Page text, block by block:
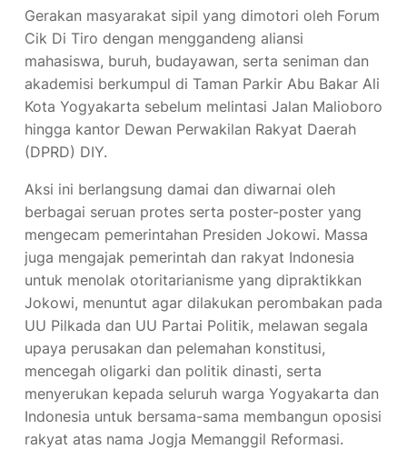
Gerakan masyarakat sipil yang dimotori oleh Forum
Cik Di Tiro dengan menggandeng aliansi
mahasiswa, buruh, budayawan, serta seniman dan
akademisi berkumpul di Taman Parkir Abu Bakar Ali
Kota Yogyakarta sebelum melintasi Jalan Malioboro
hingga kantor Dewan Perwakilan Rakyat Daerah
(DPRD) DIY.
Aksi ini berlangsung damai dan diwarnai oleh
berbagai seruan protes serta poster-poster yang
mengecam pemerintahan Presiden Jokowi. Massa
juga mengajak pemerintah dan rakyat Indonesia
untuk menolak otoritarianisme yang dipraktikkan
Jokowi, menuntut agar dilakukan perombakan pada
UU Pilkada dan UU Partai Politik, melawan segala
upaya perusakan dan pelemahan konstitusi,
mencegah oligarki dan politik dinasti, serta
menyerukan kepada seluruh warga Yogyakarta dan
Indonesia untuk bersama-sama membangun oposisi
rakyat atas nama Jogja Memanggil Reformasi.